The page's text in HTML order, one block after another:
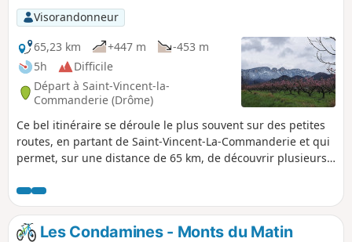
Visorandonneur
65,23 km
+447 m
-453 m
5h
Difficile
Départ à Saint-Vincent-la-
Commanderie (Drôme)
Ce bel itinéraire se déroule le plus souvent sur des petites
routes, en partant de Saint-Vincent-La-Commanderie et qui
permet, sur une distance de 65 km, de découvrir plusieurs
avec une vue permanente sur les contreforts du Vercors
d'un côté et les Monts d'Ardèche de l'autre.
Les Condamines - Monts du Matin